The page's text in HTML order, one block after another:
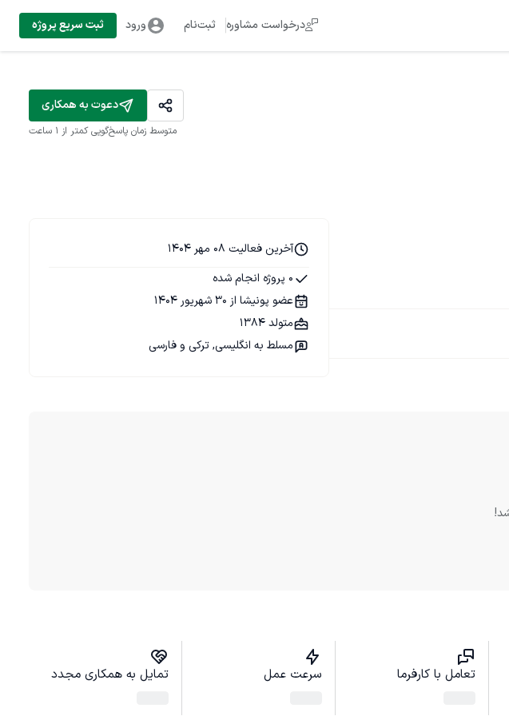
درخواست مشاوره ثبت‌نام ورود ثبت سریع پروژه
دعوت به همکاری
متوسط زمان پاسخ‌گویی کمتر از 1 ساعت
آخرین فعالیت 08 مهر 1404
0 پروژه انجام شده
عضو پونیشا از 30 شهریور 1404
متولد 1384
مسلط به انگلیسی, ترکی و فارسی
تعامل با کارفرما سرعت عمل تمایل به همکاری مجدد